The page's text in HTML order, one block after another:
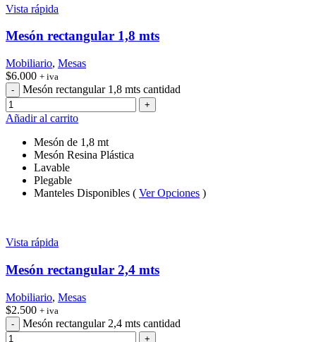
Vista rápida
Mesón rectangular 1,8 mts
Mobiliario, Mesas
$6.000 + iva
Mesón rectangular 1,8 mts cantidad
Añadir al carrito
Mesón de 1,8 mt
Mesón Resina Plástica
Lavable
Plegable
Manteles Disponibles ( Ver Opciones )
Vista rápida
Mesón rectangular 2,4 mts
Mobiliario, Mesas
$2.500 + iva
Mesón rectangular 2,4 mts cantidad